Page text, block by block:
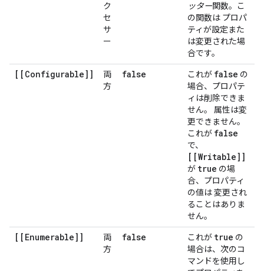
ク
セ
サ
ー
ッター関数。こ
の関数は プロパ
ティが設定また
は変更された場
合です。
[[Configurable]]
両
方
false これが false の
場合、プロパテ
ィは削除できま
せん。 属性は変
更できません。
これが false
で、
[[Writable]]
が true の場
合、プロパティ
の値は 変更され
ることはありま
せん。
[[Enumerable]]
両
方
false これが true の
場合は、次のコ
マンドを使用し